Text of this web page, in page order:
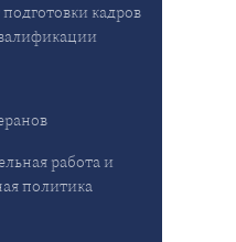
подготовки кадров
работа и
политика